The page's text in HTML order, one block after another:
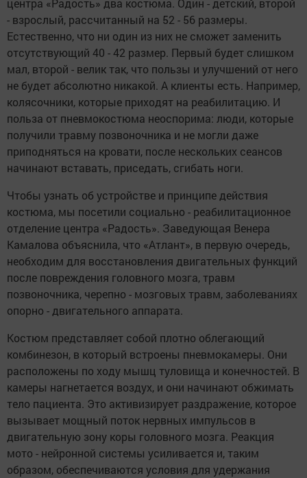
центра «Радость» два костюма. Один - детский, второй
- взрослый, рассчитанный на 52 - 56 размеры.
Естественно, что ни один из них не сможет заменить
отсутствующий 40 - 42 размер. Первый будет слишком
мал, второй - велик так, что пользы и улучшений от него
не будет абсолютно никакой. А клиенты есть. Например,
колясочники, которые приходят на реабилитацию. И
польза от пневмокостюма неоспорима: люди, которые
получили травму позвоночника и не могли даже
приподняться на кровати, после нескольких сеансов
начинают вставать, приседать, сгибать ноги.
Чтобы узнать об устройстве и принципе действия
костюма, мы посетили социально - реабилитационное
отделение центра «Радость». Заведующая Венера
Камалова объяснила, что «Атлант», в первую очередь,
необходим для восстановления двигательных функций
после повреждения головного мозга, травм
позвоночника, черепно - мозговых травм, заболеваниях
опорно - двигательного аппарата.
Костюм представляет собой плотно облегающий
комбинезон, в который встроены пневмокамеры. Они
расположены по ходу мышц туловища и конечностей. В
камеры нагнетается воздух, и они начинают обжимать
тело пациента. Это активизирует раздражение, которое
вызывает мощный поток нервных импульсов в
двигательную зону коры головного мозга. Реакция
мото - нейронной системы усиливается и, таким
образом, обеспечиваются условия для удержания